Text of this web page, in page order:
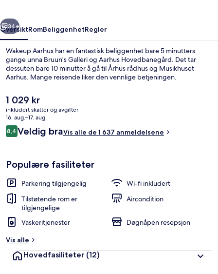
Sitteområde i lobbyen
Neste
34+
OversiktRomBeliggenhetRegler
Wakeup Aarhus har en fantastisk beliggenhet bare 5 minutters
gange unna Bruun's Galleri og Aarhus Hovedbanegård. Det tar
dessuten bare 10 minutter å gå til Århus rådhus og Musikhuset
Aarhus. Mange reisende liker den vennlige betjeningen.
Den
nåværende
prisen
er
1 029 kr
1 029 kr
inkludert skatter og avgifter
16. aug.–17. aug.
Anmeldelser
8,48,4 av 10 –
Veldig braVis alle de 1 637 anmeldelsene
Populære fasiliteter
Parkering tilgjengelig
Wi-fi inkludert
Tilstøtende rom er
tilgjengelige
Aircondition
Vaskeritjenester
Døgnåpen resepsjon
Vis alle
Hovedfasiliteter (12)